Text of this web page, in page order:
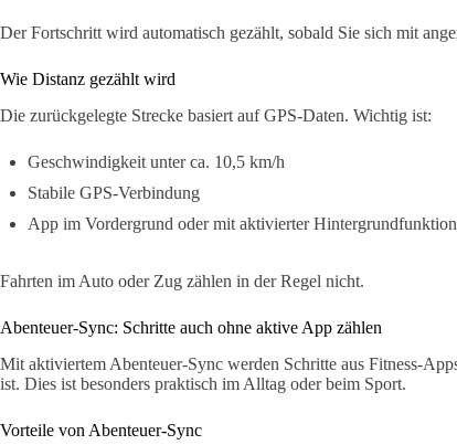
Der Fortschritt wird automatisch gezählt, sobald Sie sich mit
Wie Distanz gezählt wird
Die zurückgelegte Strecke basiert auf GPS-Daten. Wichtig ist:
Geschwindigkeit unter ca. 10,5 km/h
Stabile GPS-Verbindung
App im Vordergrund oder mit aktivierter Hintergrundfunktion
Fahrten im Auto oder Zug zählen in der Regel nicht.
Abenteuer-Sync: Schritte auch ohne aktive App zählen
Mit aktiviertem Abenteuer-Sync werden Schritte aus Fitness-
ist. Dies ist besonders praktisch im Alltag oder beim Sport.
Vorteile von Abenteuer-Sync